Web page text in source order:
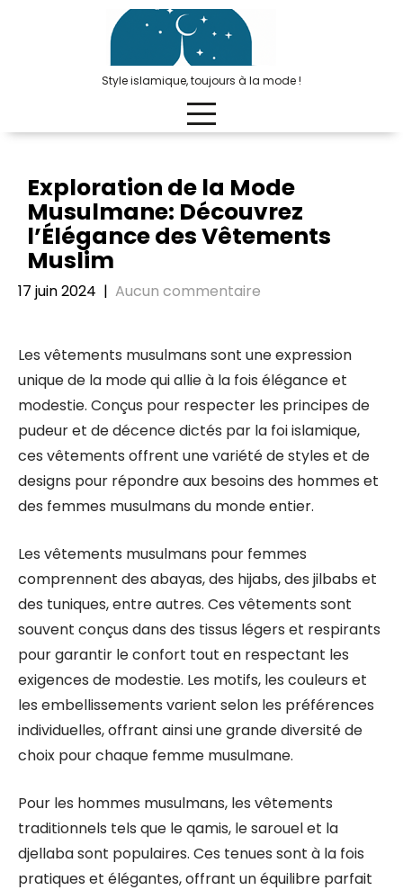
Style islamique, toujours à la mode !
Exploration de la Mode
Musulmane: Découvrez
l’Élégance des Vêtements
Muslim
17 juin 2024 | Aucun commentaire
Les vêtements musulmans sont une expression
unique de la mode qui allie à la fois élégance et
modestie. Conçus pour respecter les principes de
pudeur et de décence dictés par la foi islamique,
ces vêtements offrent une variété de styles et de
designs pour répondre aux besoins des hommes et
des femmes musulmans du monde entier.
Les vêtements musulmans pour femmes
comprennent des abayas, des hijabs, des jilbabs et
des tuniques, entre autres. Ces vêtements sont
souvent conçus dans des tissus légers et respirants
pour garantir le confort tout en respectant les
exigences de modestie. Les motifs, les couleurs et
les embellissements varient selon les préférences
individuelles, offrant ainsi une grande diversité de
choix pour chaque femme musulmane.
Pour les hommes musulmans, les vêtements
traditionnels tels que le qamis, le sarouel et la
djellaba sont populaires. Ces tenues sont à la fois
pratiques et élégantes, offrant un équilibre parfait